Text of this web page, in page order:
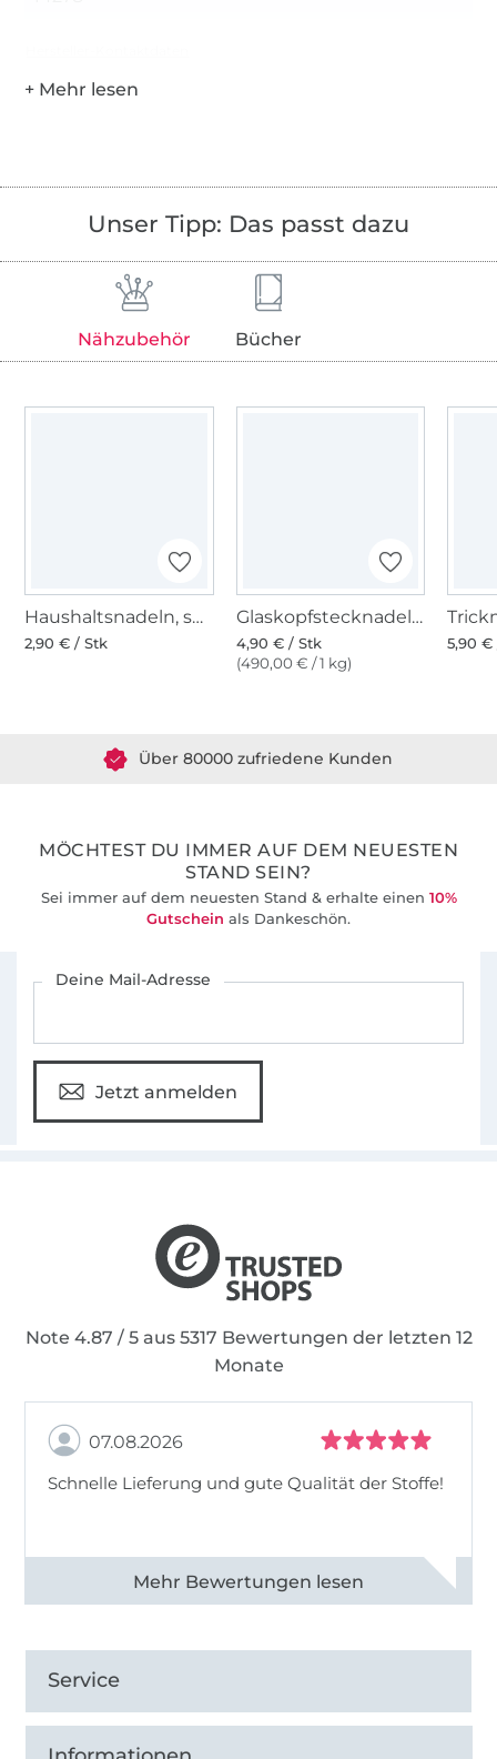
Unser Tipp: Das passt dazu
Nähzubehör Bücher
Haushaltsnadeln, sortiert, 12 Stk
2,90 € / Stk
Glaskopfstecknadeln bunt
4,90 € / Stk
(490,00 € / 1 kg)
5,90 €
MÖCHTEST DU IMMER AUF DEM NEUESTEN
STAND SEIN?
Sei immer auf dem neuesten Stand & erhalte einen 10%
Gutschein als Dankeschön.
Deine Mail-Adresse
Jetzt anmelden
Note 4.87 / 5 aus 5317 Bewertungen der letzten 12
Monate
07.08.2026
Schnelle Lieferung und gute Qualität der Stoffe!
Alle 82990 Bewertungen ansehen
Service